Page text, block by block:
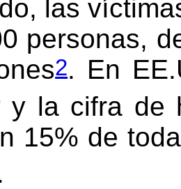
las
personas,
2. En
y la cifra de
15% de